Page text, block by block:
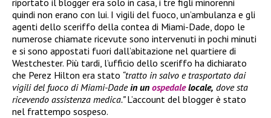
quindi non erano con lui. I vigili del fuoco, un’ambulanza e gli
agenti dello sceriffo della contea di Miami-Dade, dopo le
numerose chiamate ricevute sono intervenuti in pochi minuti
e si sono appostati fuori dall’abitazione nel quartiere di
Westchester. Più tardi, l’ufficio dello sceriffo ha dichiarato
che Perez Hilton era stato “tratto in salvo e trasportato dai
vigili del fuoco di Miami-Dadein un ospedalelocale, dove sta
ricevendo assistenza medica.”L’account del blogger è stato
nel frattempo sospeso.